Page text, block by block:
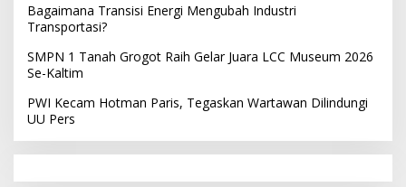
Bagaimana Transisi Energi Mengubah Industri
Transportasi?
SMPN 1 Tanah Grogot Raih Gelar Juara LCC Museum 2026
Se-Kaltim
PWI Kecam Hotman Paris, Tegaskan Wartawan Dilindungi
UU Pers